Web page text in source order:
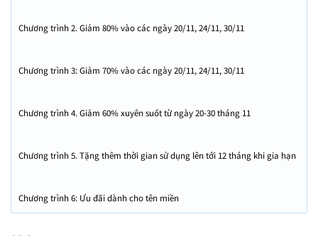
giảm 90% chỉ 100 đơn đăng ký sớm nhất
Chương trình 2. Giảm 80% vào các ngày 20/11, 24/11, 30/11
Chương trình 3: Giảm 70% vào các ngày 20/11, 24/11, 30/11
Chương trình 4. Giảm 60% xuyên suốt từ ngày 20-30 tháng 11
Chương trình 5. Tặng thêm thời gian sử dụng lên tới 12 tháng khi gia hạn
Chương trình 6: Ưu đãi dành cho tên miền